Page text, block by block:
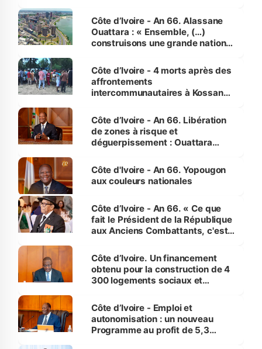
enfants
Côte d’Ivoire - An 66. Alassane
Ouattara : « Ensemble, (…)
construisons une grande nation
générations futures »
Côte d’Ivoire - 4 morts après des
affrontements
intercommunautaires à Kossandji
milieu des sinistrés
Côte d’Ivoire - An 66. Libération
de zones à risque et
déguerpissement : Ouattara
l'Etat de droit pour préserver les
vies humaines »
Côte d'Ivoire - An 66. Yopougon
aux couleurs nationales
Côte d’Ivoire - An 66. « Ce que
fait le Président de la République
aux Anciens Combattants, c'est
Côte d’Ivoire. Un financement
obtenu pour la construction de 4
300 logements sociaux et
et Yamoussoukro
Côte d’Ivoire - Emploi et
autonomisation : un nouveau
Programme au profit de 5,3